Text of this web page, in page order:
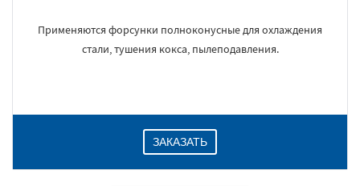
Применяются форсунки полноконусные для охлаждения
стали, тушения кокса, пылеподавления.
ЗАКАЗАТЬ